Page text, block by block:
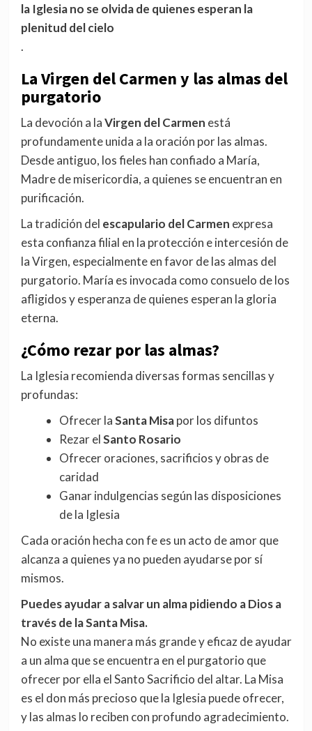
la Iglesia no se olvida de quienes esperan la
plenitud del cielo
.
La Virgen del Carmen y las almas del
purgatorio
La devoción a laVirgen del Carmen está
profundamente unida a la oración por las almas.
Desde antiguo, los fieles han confiado a María,
Madre de misericordia, a quienes se encuentran en
purificación.
La tradición del escapulario del Carmen expresa
esta confianza filial en la protección e intercesión de
la Virgen, especialmente en favor de las almas del
purgatorio. María es invocada como consuelo de los
afligidos y esperanza de quienes esperan la gloria
eterna.
¿Cómo rezar por las almas?
La Iglesia recomienda diversas formas sencillas y
profundas:
Ofrecer laSanta Misapor los difuntos
Rezar elSanto Rosario
Ofrecer oraciones, sacrificios y obras de
caridad
Ganar indulgencias según las disposiciones
de la Iglesia
Cada oración hecha con fe es un acto de amor que
alcanza a quienes ya no pueden ayudarse por sí
mismos.
Puedes ayudar a salvar un alma pidiendo a Dios a
través de la Santa Misa.
No existe una manera más grande y eficaz de ayudar
a un alma que se encuentra en el purgatorio que
ofrecer por ella el Santo Sacrificio del altar. La Misa
es el don más precioso que la Iglesia puede ofrecer,
y las almas lo reciben con profundo agradecimiento.